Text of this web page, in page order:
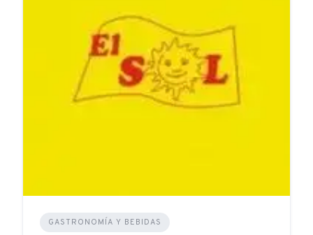
GASTRONOMÍA Y BEBIDAS